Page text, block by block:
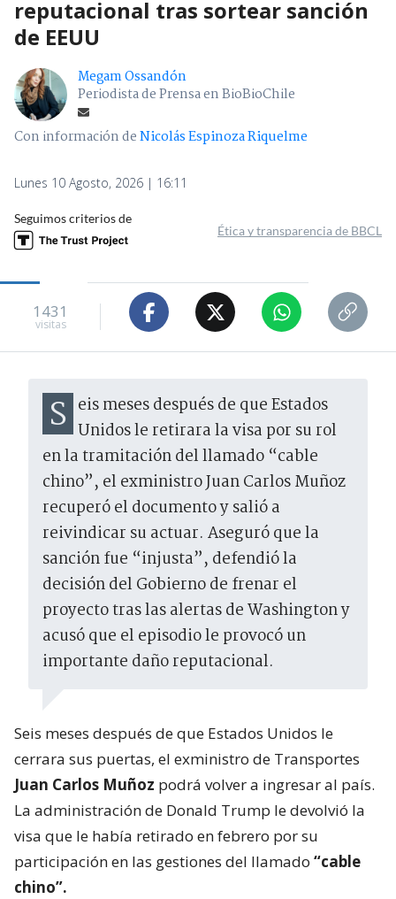
reputacional tras sortear sanción
de EEUU
Megam Ossandón
Periodista de Prensa en BioBioChile
Con información deNicolás Espinoza Riquelme
Lunes 10 Agosto, 2026 | 16:11
Seguimos criterios de
Ética y transparencia de BBCL
1431
visitas
Seis meses después de que Estados Unidos le retirara la visa por su rol
en la tramitación del llamado “cable
chino”, el exministro Juan Carlos Muñoz
recuperó el documento y salió a
reivindicar su actuar. Aseguró que la
sanción fue “injusta”, defendió la
decisión del Gobierno de frenar el
proyecto tras las alertas de Washington y
acusó que el episodio le provocó un
importante daño reputacional.
Seis meses después de que Estados Unidos le
cerrara sus puertas, el exministro de Transportes
Juan Carlos Muñoz podrá volver a ingresar al país.
La administración de Donald Trump le devolvió la
visa que le había retirado en febrero por su
participación en las gestiones del llamado “cable
chino”.